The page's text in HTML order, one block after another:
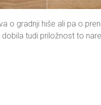
o gradnji hiše ali pa o
tudi priložnost to